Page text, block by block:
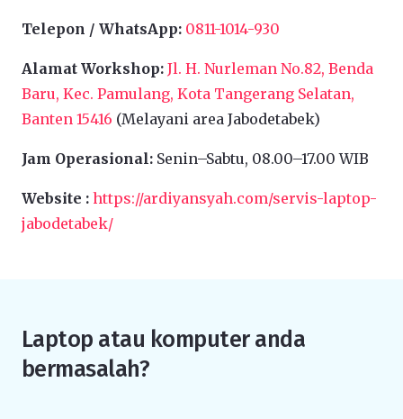
Telepon / WhatsApp: 0811-1014-930
Alamat Workshop: Jl. H. Nurleman No.82, Benda
Baru, Kec. Pamulang, Kota Tangerang Selatan,
Banten 15416 (Melayani area Jabodetabek)
Jam Operasional: Senin–Sabtu, 08.00–17.00 WIB
Website : https://ardiyansyah.com/servis-laptop-
jabodetabek/
Laptop atau komputer anda
bermasalah?